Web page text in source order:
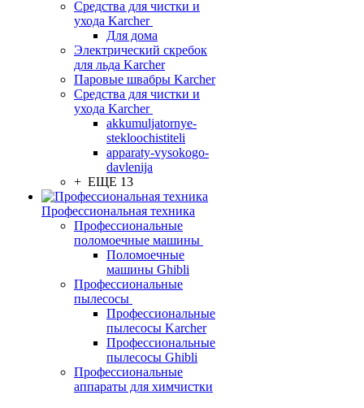
Средства для чистки и
ухода Karcher
Для дома
Электрический скребок
для льда Karcher
Паровые швабры Karcher
Средства для чистки и
ухода Karcher
akkumuljatornye-
stekloochistiteli
apparaty-vysokogo-
davlenija
+ ЕЩЕ 13
Профессиональная техника
Профессиональные
поломоечные машины
Поломоечные
машины Ghibli
Профессиональные
пылесосы
Профессиональные
пылесосы Karcher
Профессиональные
пылесосы Ghibli
Профессиональные
аппараты для химчистки